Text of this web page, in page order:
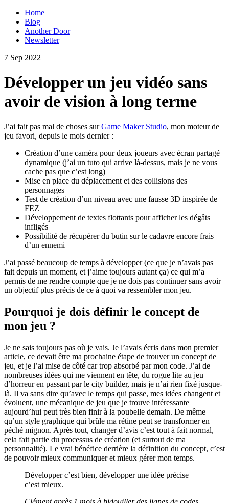
Home
Blog
Another Door
Newsletter
7 Sep 2022
Développer un jeu vidéo sans
avoir de vision à long terme
J’ai fait pas mal de choses surGame Maker Studio, mon moteur de
jeu favori, depuis le mois dernier :
Création d’une caméra pour deux joueurs avec écran partagé
dynamique (j’ai un tuto qui arrive là-dessus, mais je ne vous
cache pas que c’est long)
Mise en place du déplacement et des collisions des
personnages
Test de création d’un niveau avec une fausse 3D inspirée de
FEZ
Développement de textes flottants pour afficher les dégâts
infligés
Possibilité de récupérer du butin sur le cadavre encore frais
d’un ennemi
J’ai passé beaucoup de temps à développer (ce que je n’avais pas
fait depuis un moment, et j’aime toujours autant ça) ce qui m’a
permis de me rendre compte que je ne dois pas continuer sans avoir
un objectif plus précis de ce à quoi va ressembler mon jeu.
Pourquoi je dois définir le concept de
mon jeu ?
Je ne sais toujours pas où je vais. Je l’avais écris dans mon premier
article, ce devait être ma prochaine étape de trouver un concept de
jeu, et je l’ai mise de côté car trop absorbé par mon code. J’ai de
nombreuses idées qui me viennent en tête, du rogue lite au jeu
d’horreur en passant par le city builder, mais je n’ai rien fixé jusque-
là. Il va sans dire qu’avec le temps qui passe, mes idées changent et
évoluent, une mécanique de jeu que je trouve intéressante
aujourd’hui peut très bien finir à la poubelle demain. De même
qu’un style graphique qui brûle ma rétine peut se transformer en
péché mignon. Après tout, changer d’avis c’est tout à fait normal,
cela fait partie du processus de création (et surtout de ma
personnalité). Le vrai bénéfice derrière la définition du concept, c’est
de pouvoir mieux communiquer et mieux gérer mon temps.
Développer c’est bien, développer une idée précise
c’est mieux.